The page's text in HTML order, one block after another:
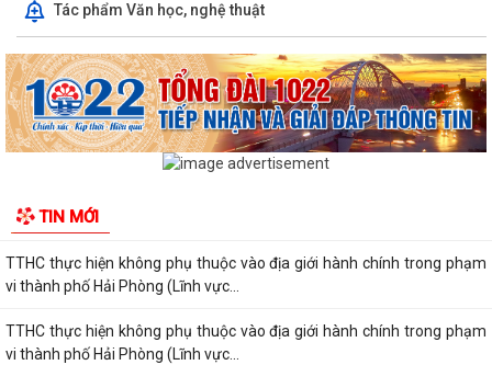
Tác phẩm Văn học, nghệ thuật
TIN MỚI
THỰC HIỆN NHIỆM VỤ THÁNG 7, TRIỂN KHAI...
Công bố thủ tục hành chính nội bộ được sửa đổi, bổ sung thuộc phạm
vi, chức năng quản lý của Sở Xây...
TTHC thực hiện không phụ thuộc vào địa giới hành chính trong phạm
vi thành phố Hải Phòng (Lĩnh vực...
vi thành phố Hải Phòng (Lĩnh vực...
TTHC thực hiện không phụ thuộc vào địa giới hành chính trong phạm
vi thành phố Hải Phòng (Lĩnh vực...
TTHC thực hiện không phụ thuộc vào địa giới hành chính trong phạm
vi thành phố Hải Phòng (Lĩnh vực...